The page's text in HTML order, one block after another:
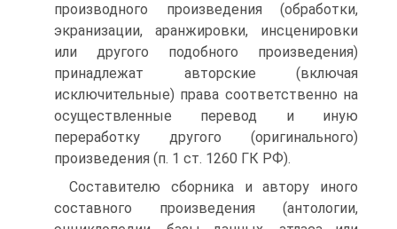
производного произведения (обработки,
экранизации, аранжировки, инсценировки
или другого подобного произведения)
принадлежат авторские (включая
исключительные) права соответственно на
осуществленные перевод и иную
переработку другого (оригинального)
произведения (п. 1 ст. 1260 ГК РФ).
Составителю сборника и автору иного
составного произведения (антологии,